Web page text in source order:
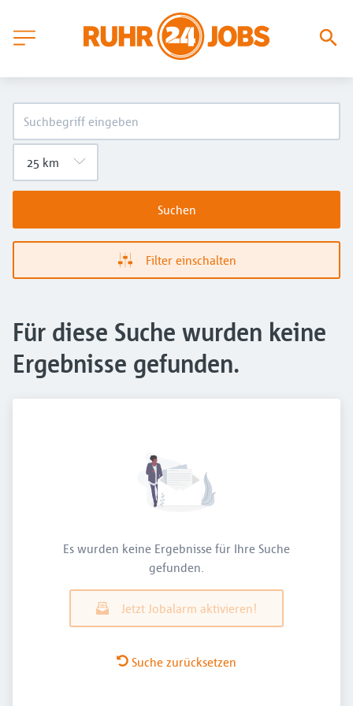
Suchen
Filter einschalten
Für diese Suche wurden keine
Ergebnisse gefunden.
Es wurden keine Ergebnisse für Ihre Suche
gefunden.
Jetzt Jobalarm aktivieren!
Suche zurücksetzen